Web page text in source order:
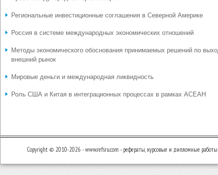
Региональные инвестиционные соглашения в Северной Америке
Россия в системе международных экономических отношений
Методы экономического обоснования принимаемых решений по
внешний рынок
Мировые деньги и международная ликвидность
Роль США и Китая в интеграционных процессах в рамках АСЕАН
Copyright © 2010-2026 - www.refsru.com - рефераты, курсовые и дипломные работы